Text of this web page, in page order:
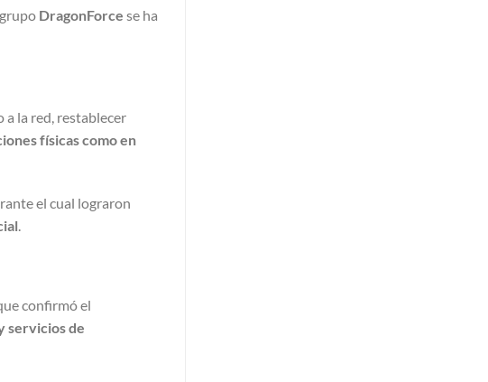
DragonForce se ha
a la red, restablecer
físicas como en
el cual lograron
.
confirmó el
servicios de